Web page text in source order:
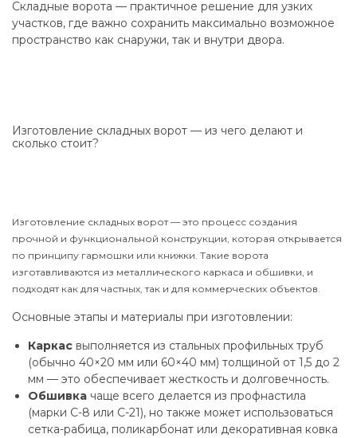
Складные ворота — практичное решение для узких
участков, где важно сохранить максимально возможное
пространство как снаружи, так и внутри двора.
Изготовление складных ворот — из чего делают и
сколько стоит?
Изготовление складных ворот — это процесс создания
прочной и функциональной конструкции, которая открывается
по принципу гармошки или книжки. Такие ворота
изготавливаются из металлического каркаса и обшивки, и
подходят как для частных, так и для коммерческих объектов.
Основные этапы и материалы при изготовлении:
Каркас выполняется из стальных профильных труб
(обычно 40×20 мм или 60×40 мм) толщиной от 1,5 до 2
мм — это обеспечивает жесткость и долговечность.
Обшивка чаще всего делается из профнастила
(марки С-8 или С-21), но также может использоваться
сетка-рабица, поликарбонат или декоративная ковка